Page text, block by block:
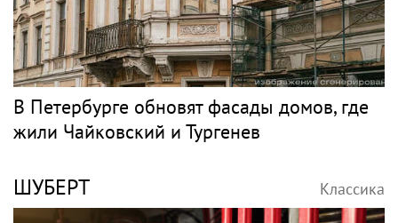
В Петербурге обновят фасады домов, где
жили Чайковский и Тургенев
ШУБЕРТ Классика